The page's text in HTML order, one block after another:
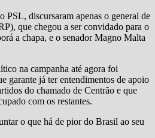
PSL, discursaram apenas o general de
que chegou a ser convidado para o
a chapa, e o senador Magno Malta
na campanha até agora foi
garante já ter entendimentos de apoio
do chamado de Centrão e que
com os restantes.
o que há de pior do Brasil ao seu